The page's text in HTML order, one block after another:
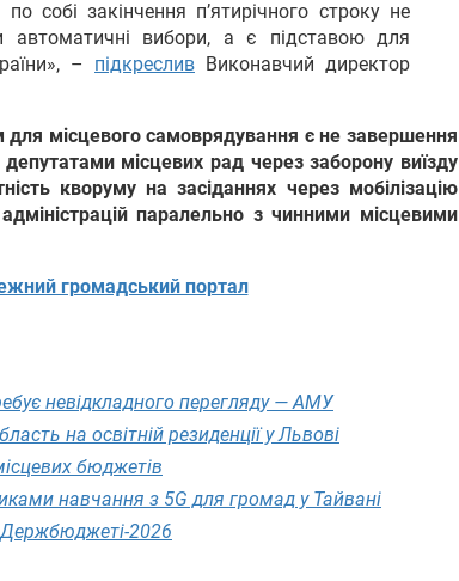
собі закінчення пʼятирічного строку не
автоматичні вибори, а є підставою для
– підкреслив Виконавчий директор
місцевого самоврядування є не завершення
місцевих рад через заборону виїзду
кворуму на засіданнях через мобілізацію
паралельно з чинними місцевими
громадський портал
невідкладного перегляду — АМУ
на освітній резиденції у Львові
бюджетів
навчання з 5G для громад у Тайвані
Держбюджеті-2026